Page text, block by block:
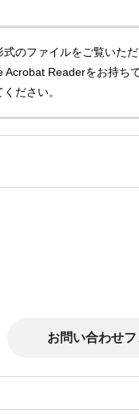
式のファイルをご覧いた
Acrobat Readerをお持ち
ください。